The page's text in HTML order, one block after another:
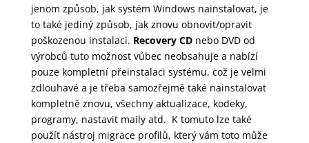
jenom způsob, jak systém Windows nainstalovat, je
to také jediný způsob, jak znovu obnovit/opravit
poškozenou instalaci. Recovery CDnebo DVD od
výrobců tuto možnost vůbec neobsahuje a nabízí
pouze kompletní přeinstalaci systému, což je velmi
zdlouhavé a je třeba samozřejmě také nainstalovat
kompletně znovu, všechny aktualizace, kodeky,
programy, nastavit maily atd. K tomuto lze také
použít nástroj migrace profilů, který vám toto může